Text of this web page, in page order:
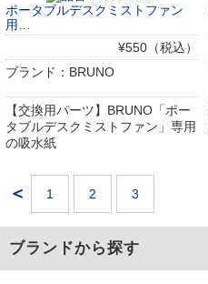
ポータブルデスクミストファン
用…
¥550（税込）
ブランド：BRUNO
【交換用パーツ】BRUNO「ポー
タブルデスクミストファン」専用
の吸水紙
1 2 3
＜
ブランドから探す